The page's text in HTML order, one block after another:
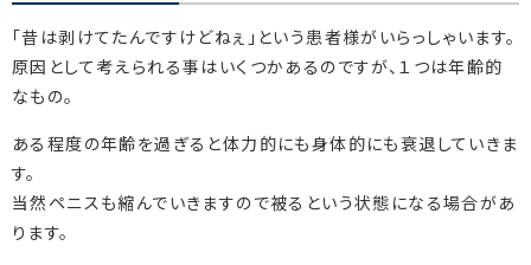
「昔は剥けてたんですけどねぇ」という患者様がいらっしゃいます。
原因として考えられる事はいくつかあるのですが、１つは年齢的
なもの。
ある程度の年齢を過ぎると体力的にも身体的にも衰退していきま
す。
当然ペニスも縮んでいきますので被るという状態になる場合があ
ります。